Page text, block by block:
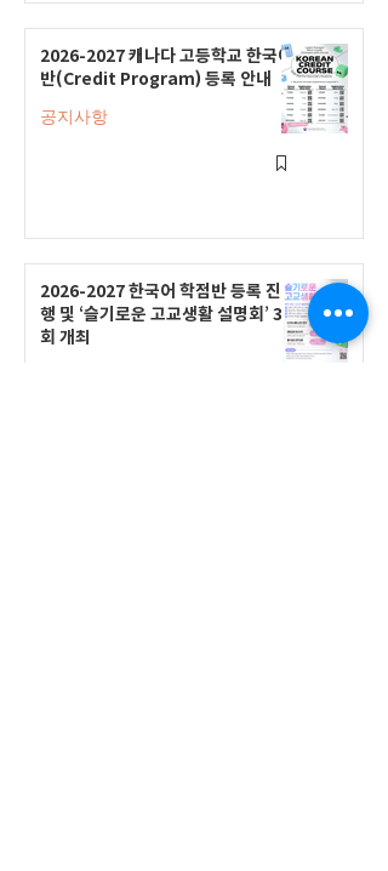
2026-2027 캐나다 고등학교 한국어
반(Credit Program) 등록 안내
공지사항
2026-2027 한국어 학점반 등록 진
행 및 ‘슬기로운 고교생활 설명회’ 3
회 개최